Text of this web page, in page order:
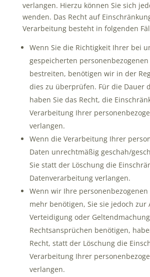
verlangen. Hierzu können Sie sich
wenden. Das Recht auf
Verarbeitung besteht in folgenden
Wenn Sie die Richtigkeit Ihrer bei
gespeicherten personenbezogenen
bestreiten, benötigen wir in der
dies zu überprüfen. Für die Dauer
haben Sie das Recht, die
Verarbeitung Ihrer
verlangen.
Wenn die Verarbeitung Ihrer
Daten unrechtmäßig geschah/
Sie statt der Löschung die
Datenverarbeitung verlangen.
Wenn wir Ihre
mehr benötigen, Sie sie jedoch zur
Verteidigung oder
Rechtsansprüchen benötigen,
Recht, statt der Löschung die
Verarbeitung Ihrer
verlangen.